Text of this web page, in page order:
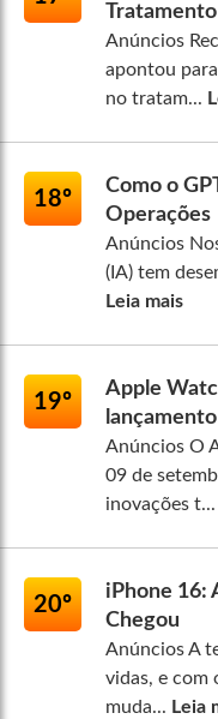
Anúncios
apontou
no tratam...
18º
Como o
Operações
Anúncios
(IA) tem
Leia mais
19º
Apple
Anúncios O
09 de
inovações t...
20º
iPhone 16:
Chegou
Anúncios A
vidas, e com
muda... Leia